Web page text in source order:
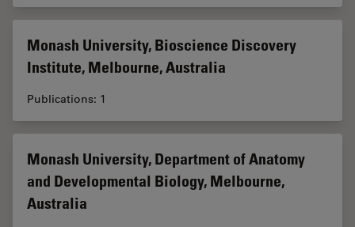
Monash University, Bioscience Discovery
Institute, Melbourne, Australia
Publications: 1
Monash University, Department of Anatomy
and Developmental Biology, Melbourne,
Australia